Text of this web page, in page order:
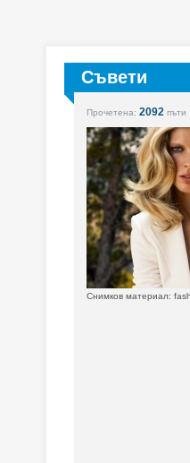
Съвети
Прочетена: 2092 пъти
Снимков материал: